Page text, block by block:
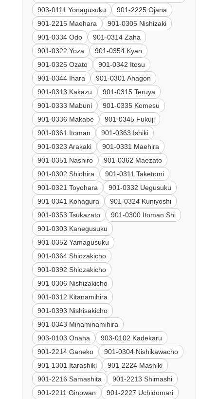
903-0111 Yonagusuku
901-2225 Ojana
901-2215 Maehara
901-0305 Nishizaki
901-0334 Odo
901-0314 Zaha
901-0322 Yoza
901-0354 Kyan
901-0325 Ozato
901-0342 Itosu
901-0344 Ihara
901-0301 Ahagon
901-0313 Kakazu
901-0315 Teruya
901-0333 Mabuni
901-0335 Komesu
901-0336 Makabe
901-0345 Fukuji
901-0361 Itoman
901-0363 Ishiki
901-0323 Arakaki
901-0331 Maehira
901-0351 Nashiro
901-0362 Maezato
901-0302 Shiohira
901-0311 Taketomi
901-0321 Toyohara
901-0332 Uegusuku
901-0341 Kohagura
901-0324 Kuniyoshi
901-0353 Tsukazato
901-0300 Itoman Shi
901-0303 Kanegusuku
901-0352 Yamagusuku
901-0364 Shiozakicho
901-0392 Shiozakicho
901-0306 Nishizakicho
901-0312 Kitanamihira
901-0393 Nishisakicho
901-0343 Minaminamihira
903-0103 Onaha
903-0102 Kadekaru
901-2214 Ganeko
901-0304 Nishikawacho
901-1301 Itarashiki
901-2224 Mashiki
901-2216 Samashita
901-2213 Shimashi
901-2211 Ginowan
901-2227 Uchidomari